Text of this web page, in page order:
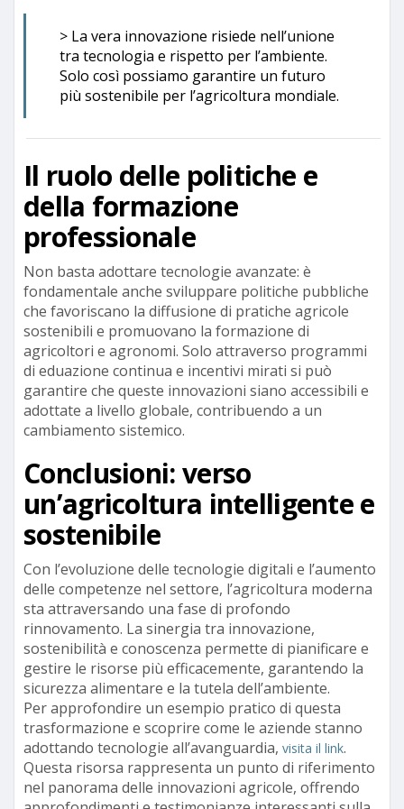
> La vera innovazione risiede nell’unione
tra tecnologia e rispetto per l’ambiente.
Solo così possiamo garantire un futuro
più sostenibile per l’agricoltura mondiale.
Il ruolo delle politiche e
della formazione
professionale
Non basta adottare tecnologie avanzate: è
fondamentale anche sviluppare politiche pubbliche
che favoriscano la diffusione di pratiche agricole
sostenibili e promuovano la formazione di
agricoltori e agronomi. Solo attraverso programmi
di eduazione continua e incentivi mirati si può
garantire che queste innovazioni siano accessibili e
adottate a livello globale, contribuendo a un
cambiamento sistemico.
Conclusioni: verso
un’agricoltura intelligente e
sostenibile
Con l’evoluzione delle tecnologie digitali e l’aumento
delle competenze nel settore, l’agricoltura moderna
sta attraversando una fase di profondo
rinnovamento. La sinergia tra innovazione,
sostenibilità e conoscenza permette di pianificare e
gestire le risorse più efficacemente, garantendo la
sicurezza alimentare e la tutela dell’ambiente.
Per approfondire un esempio pratico di questa
trasformazione e scoprire come le aziende stanno
adottando tecnologie all’avanguardia, visita il link.
Questa risorsa rappresenta un punto di riferimento
nel panorama delle innovazioni agricole, offrendo